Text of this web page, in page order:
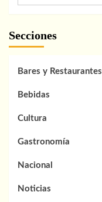
Secciones
Bares y Restaurantes
Bebidas
Cultura
Gastronomía
Nacional
Noticias